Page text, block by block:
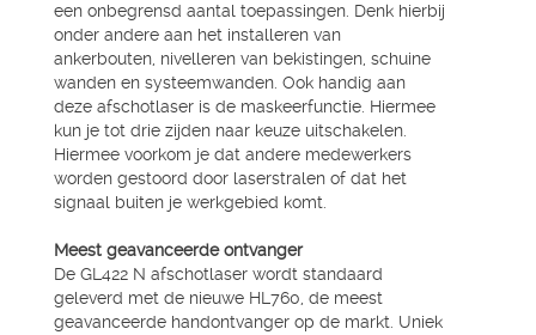
een onbegrensd aantal toepassingen. Denk hierbij
onder andere aan het installeren van
ankerbouten, nivelleren van bekistingen, schuine
wanden en systeemwanden. Ook handig aan
deze afschotlaser is de maskeerfunctie. Hiermee
kun je tot drie zijden naar keuze uitschakelen.
Hiermee voorkom je dat andere medewerkers
worden gestoord door laserstralen of dat het
signaal buiten je werkgebied komt.
Meest geavanceerde ontvanger
De GL422 N afschotlaser wordt standaard
geleverd met de nieuwe HL760, de meest
geavanceerde handontvanger op de markt. Uniek